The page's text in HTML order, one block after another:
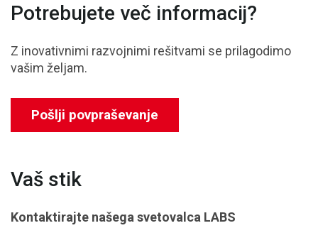
Potrebujete več informacij?
Z inovativnimi razvojnimi rešitvami se prilagodimo
vašim željam.
Pošlji povpraševanje
Vaš stik
Kontaktirajte našega svetovalca LABS